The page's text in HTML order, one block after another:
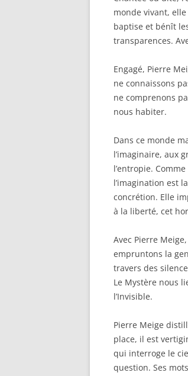
monde vivant,
baptise et bénît
transparences.
Engagé, Pierre
ne connaissons
ne comprenons
nous habiter.
Dans ce monde
l’imaginaire, aux
l’entropie.
l’imagination est
concrétion. Elle
à la liberté, cet
Avec Pierre
empruntons la
travers des
Le Mystère nous
l’Invisible.
Pierre Meige
place, il est
qui interroge le
question. Ses